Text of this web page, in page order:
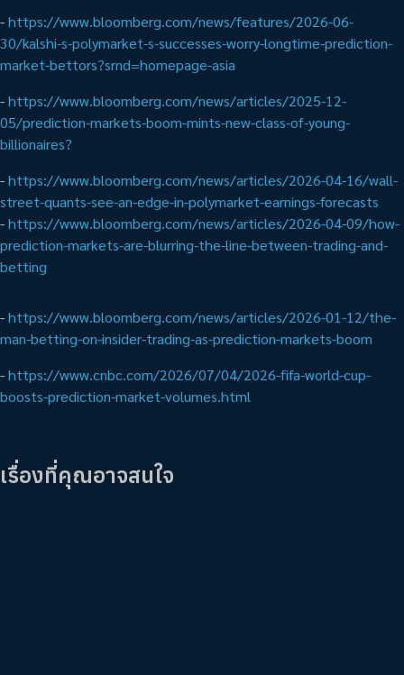
-https://www.bloomberg.com/news/features/2026-06-
30/kalshi-s-polymarket-s-successes-worry-longtime-prediction-
market-bettors?srnd=homepage-asia
-https://www.bloomberg.com/news/articles/2025-12-
05/prediction-markets-boom-mints-new-class-of-young-
billionaires?
-https://www.bloomberg.com/news/articles/2026-04-16/wall-
street-quants-see-an-edge-in-polymarket-earnings-forecasts
-https://www.bloomberg.com/news/articles/2026-04-09/how-
prediction-markets-are-blurring-the-line-between-trading-and-
betting
-https://www.bloomberg.com/news/articles/2026-01-12/the-
man-betting-on-insider-trading-as-prediction-markets-boom
-https://www.cnbc.com/2026/07/04/2026-fifa-world-cup-
boosts-prediction-market-volumes.html
เรื่องที่คุณอาจสนใจ